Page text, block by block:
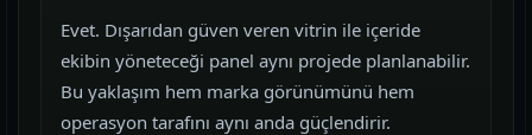
Evet. Dışarıdan güven veren vitrin ile içeride
ekibin yöneteceği panel aynı projede planlanabilir.
Bu yaklaşım hem marka görünümünü hem
operasyon tarafını aynı anda güçlendirir.